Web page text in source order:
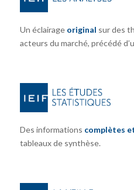
Un éclairage original sur des
acteurs du marché, précédé
Des informations complètes
tableaux de synthèse.